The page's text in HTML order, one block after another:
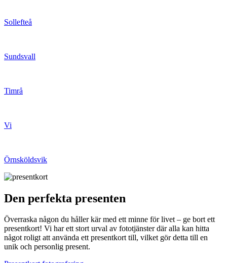
Sollefteå
Sundsvall
Timrå
Vi
Örnsköldsvik
Den perfekta presenten
Överraska någon du håller kär med ett minne för livet – ge bort ett
presentkort! Vi har ett stort urval av fototjänster där alla kan hitta
något roligt att använda ett presentkort till, vilket gör detta till en
unik och personlig present.